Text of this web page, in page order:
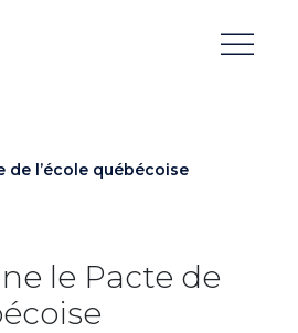
de l’école québécoise
le Pacte de